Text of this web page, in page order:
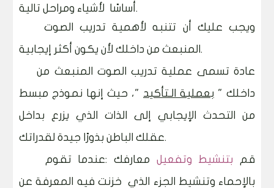
أساسًا لأشياء ومراحل تالية.
ويجب عليك أن تتنبه لأهمية تدريب الصوت
المنبعث من داخلك لأن يكون أكثر إيجابية.
عادة تسمى عملية تدريب الصوت المنبعث من
داخلك " بعملية الـتأكيد "، حيث إنها نموذج مبسط
من التحدث الإيجابي إلى الذات الذي يزرع بداخل
عقلك الباطن بذورًا جيدة لقدراتك.
قم بتنشيط وتفعيل معارفك :عندما تقوم
بالإحماء وتنشيط الجزء الذي خزنت فيه المعرفة عن